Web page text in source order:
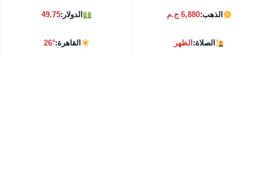
الذهب:6,880 ج.م الدولار:49.75
الصلاة:الظهر القاهرة:26°